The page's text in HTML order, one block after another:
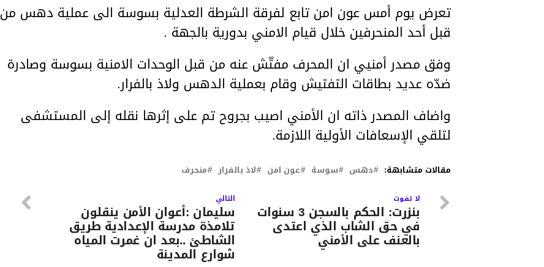
تعرض يوم أمس عون امن تابع لفرقة الشرطة العدلية بسوسة الى عملية دهس من
قبل أحد المنحرفين خلال قيام الامني بدورية بالجهة .
وفق مصدر أمنيي ان المحرف مفتّش عنه من قبل الوحدات الامنية بسوسة وصادرة
ضدّه عديد بطاقات التفتيش وقام بعملية الدهس ولاذ بالفرار.
واضاف المصدر ذاته ان الأمني اصيب بجروح تم على إثرها نقله إلى المستشفى
لتلقي الإسعافات الأولية اللازمة.
مقالات متشابهة: دهس سوسة عون امن لاذ بالفرار منحرف
التالي
سليمان :أعوان الأمن ينقلون
تلامذة مدرسة الإعدادية طريق
الشاطئ ..بعد ان غمرت المياه
شوارع المدينة
لا تفوت
بنزرت: الحكم بالسجن 3 سنوات
في حق الشاب الذي اعتدى
بالعنف على الأمني